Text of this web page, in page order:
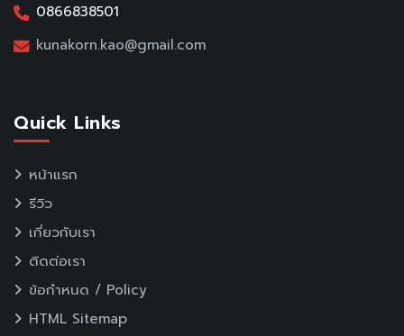
0866838501
kunakorn.kao@gmail.com
Quick Links
หน้าแรก
รีวิว
เกี่ยวกับเรา
ติดต่อเรา
ข้อกำหนด / Policy
HTML Sitemap